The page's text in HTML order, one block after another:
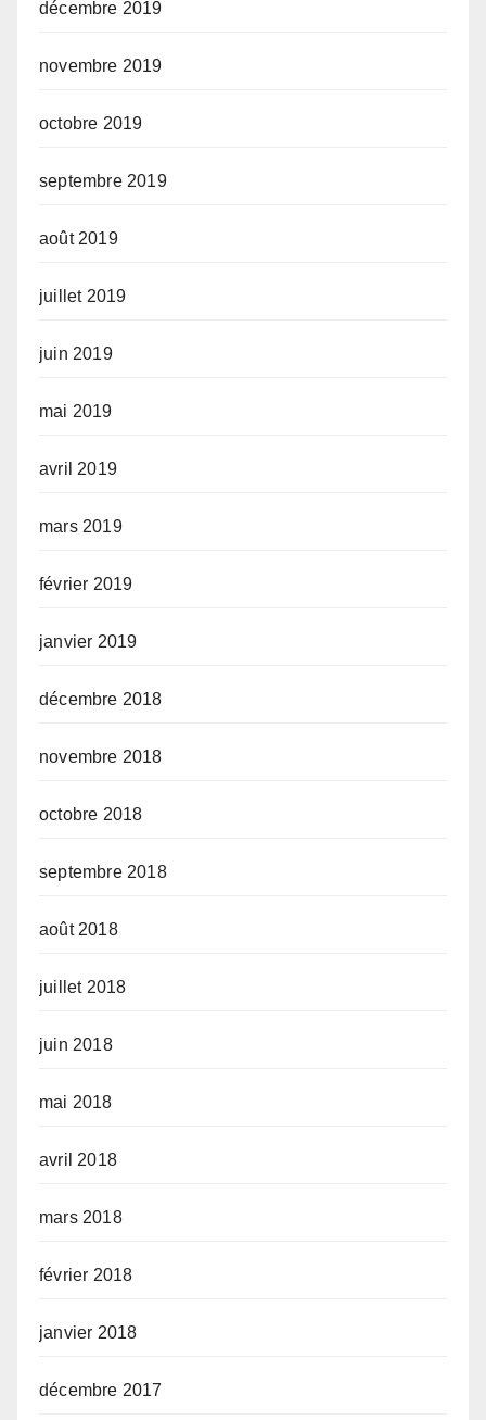
décembre 2019
novembre 2019
octobre 2019
septembre 2019
août 2019
juillet 2019
juin 2019
mai 2019
avril 2019
mars 2019
février 2019
janvier 2019
décembre 2018
novembre 2018
octobre 2018
septembre 2018
août 2018
juillet 2018
juin 2018
mai 2018
avril 2018
mars 2018
février 2018
janvier 2018
décembre 2017